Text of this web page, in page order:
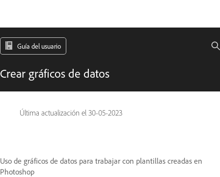
Guía del usuario
Crear gráficos de datos
Última actualización el 30-05-2023
Uso de gráficos de datos para trabajar con plantillas creadas en
Photoshop